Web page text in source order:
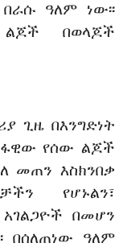
ዓለም ነው፡፡
በወላጆች
ጊዜ በእንግድነት
የሰው ልጆች
መጠን እስክንበቃ
የሆኑልን፣
በመሆን
በሰለጠነው ዓለም